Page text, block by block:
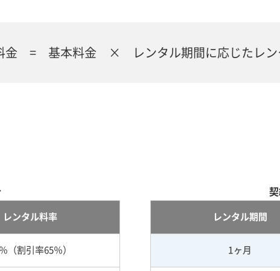
金 = 基本料金 × レンタル期間に応じたレン
レンタル料率
（割引率65％）
レンタル期間
1ヶ月